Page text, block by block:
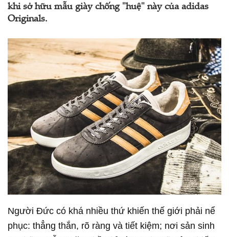
khi sở hữu mẫu giày chống "huệ" này của adidas
Originals.
Người Đức có khá nhiều thứ khiến thế giới phải nể
phục: thẳng thắn, rõ ràng và tiết kiệm; nơi sản sinh